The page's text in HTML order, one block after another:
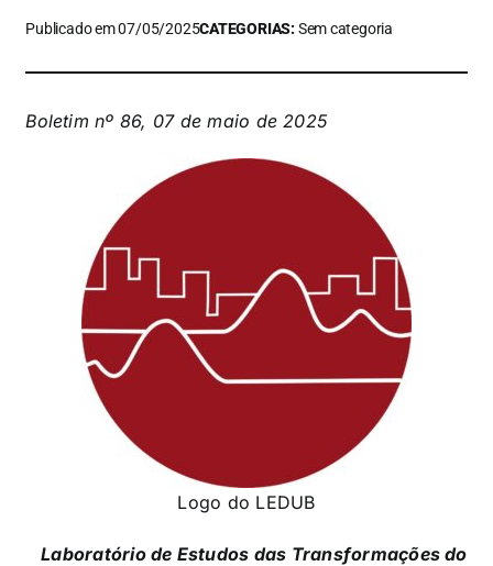
Publicado em 07/05/2025CATEGORIAS:Sem categoria
Boletim nº 86, 07 de maio de 2025
Logo do LEDUB
Laboratório de Estudos das Transformações do